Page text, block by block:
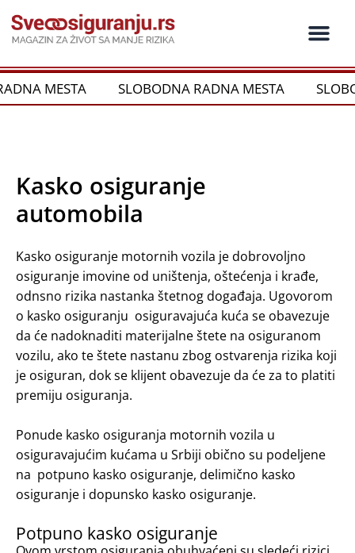
на
садржај
MESTA SLOBODNA RADNA MESTA
Kasko osiguranje
automobila
Kasko osiguranje motornih vozila je dobrovoljno
osiguranje imovine od uništenja, oštećenja i krađe,
odnsno rizika nastanka štetnog događaja. Ugovorom
o kasko osiguranju osiguravajuća kuća se obavezuje
da će nadoknaditi materijalne štete na osiguranom
vozilu, ako te štete nastanu zbog ostvarenja rizika koji
je osiguran, dok se klijent obavezuje da će za to platiti
premiju osiguranja.
Ponude kasko osiguranja motornih vozila u
osiguravajućim kućama u Srbiji obično su podeljene
na potpuno kasko osiguranje, delimično kasko
osiguranje i dopunsko kasko osiguranje.
Potpuno kasko osiguranje